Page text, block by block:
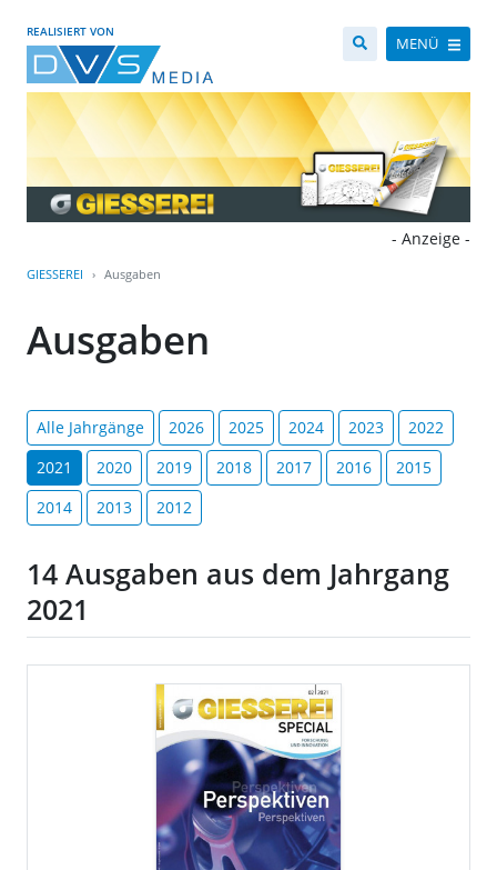
REALISIERT VON
MENÜ
- Anzeige -
GIESSEREI Ausgaben
Ausgaben
Alle Jahrgänge 2026 2025 2024 2023
2022
2021
2020 2019 2018 2017 2016
2015
2014
2013 2012
14 Ausgaben aus dem Jahrgang
2021